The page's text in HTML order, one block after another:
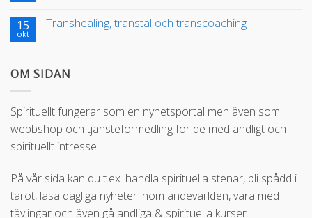
15
okt
Transhealing, transtal och transcoaching
OM SIDAN
Spirituellt fungerar som en nyhetsportal men även som
webbshop och tjänsteförmedling för de med andligt och
spirituellt intresse.
På vår sida kan du t.ex. handla spirituella stenar, bli spådd i
tarot, läsa dagliga nyheter inom andevärlden, vara med i
tävlingar och även gå andliga & spirituella kurser.